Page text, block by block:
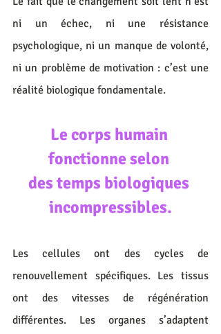
ni un échec, ni une résistance
psychologique, ni un manque de volonté,
ni un problème de motivation : c’est une
réalité biologique fondamentale.
Le corps humain
fonctionne selon
des temps biologiques
incompressibles.
Les cellules ont des cycles de
renouvellement spécifiques. Les tissus
ont des vitesses de régénération
différentes. Les organes s’adaptent